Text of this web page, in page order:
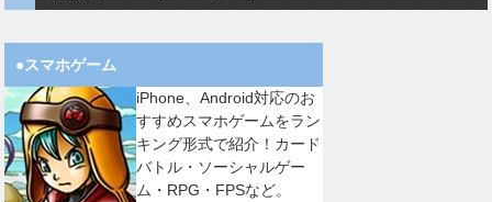
●スマホゲーム
iPhone、Android対応のお
すすめスマホゲームをラン
キング形式で紹介！カード
バトル・ソーシャルゲー
ム・RPG・FPSなど。